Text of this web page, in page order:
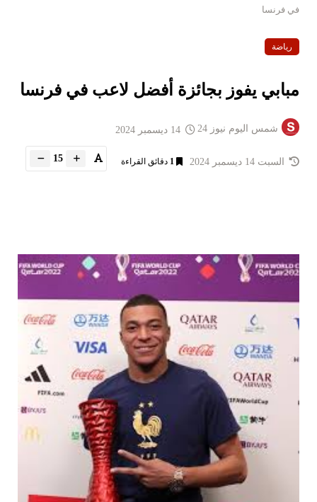
في فرنسا
رياضة
مبابي يفوز بجائزة أفضل لاعب في فرنسا
شمس اليوم نيوز 24
السبت 14 ديسمبر 2024 1 دقائق القراءة 15